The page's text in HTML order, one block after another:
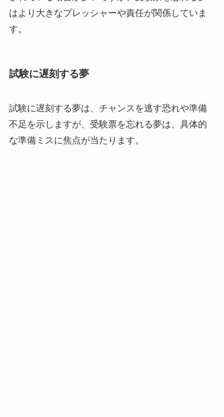
はより大きなプレッシャーや責任が関係していま
す。
試験に遅刻する夢
試験に遅刻する夢は、チャンスを逃す恐れや準備
不足を示しますが、受験票を忘れる夢は、具体的
な準備ミスに焦点が当たります。